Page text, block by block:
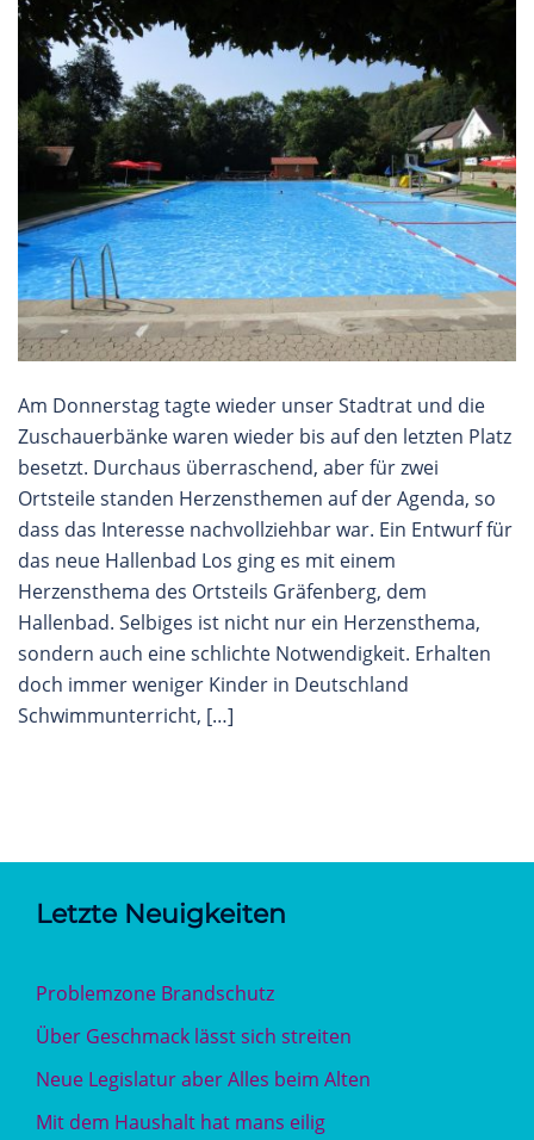
Am Donnerstag tagte wieder unser Stadtrat und die
Zuschauerbänke waren wieder bis auf den letzten Platz
besetzt. Durchaus überraschend, aber für zwei
Ortsteile standen Herzensthemen auf der Agenda, so
dass das Interesse nachvollziehbar war. Ein Entwurf für
das neue Hallenbad Los ging es mit einem
Herzensthema des Ortsteils Gräfenberg, dem
Hallenbad. Selbiges ist nicht nur ein Herzensthema,
sondern auch eine schlichte Notwendigkeit. Erhalten
doch immer weniger Kinder in Deutschland
Schwimmunterricht, […]
Letzte Neuigkeiten
Problemzone Brandschutz
Über Geschmack lässt sich streiten
Neue Legislatur aber Alles beim Alten
Mit dem Haushalt hat mans eilig